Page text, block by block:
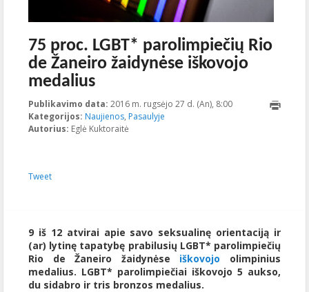
75 proc. LGBT* parolimpiečių Rio
de Žaneiro žaidynėse iškovojo
medalius
Publikavimo data: 2016 m. rugsėjo 27 d. (An), 8:00
Kategorijos: Naujienos, Pasaulyje
Autorius: Eglė Kuktoraitė
Tweet
9 iš 12 atvirai apie savo seksualinę orientaciją ir
(ar) lytinę tapatybę prabilusių LGBT* parolimpiečių
Rio de Žaneiro žaidynėse iškovojo olimpinius
medalius. LGBT* parolimpiečiai iškovojo 5 aukso,
du sidabro ir tris bronzos medalius.